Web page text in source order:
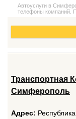
Автоуслуги в
телефоны компаний.
Транспортная
Симферополь
Адрес: